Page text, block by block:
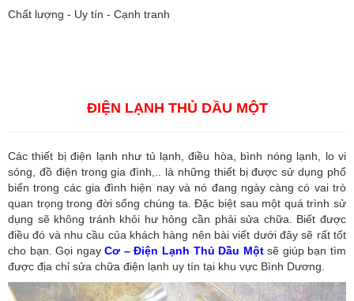
Chất lượng - Uy tín - Cạnh tranh
ĐIỆN LẠNH THỦ DẦU MỘT
Các thiết bị điện lạnh như tủ lạnh, điều hòa, bình nóng lạnh, lo vi
sóng, đồ điện trong gia đình,.. là những thiết bị được sử dụng phổ
biến trong các gia đình hiện nay và nó đang ngày càng có vai trò
quan trọng trong đời sống chúng ta. Đặc biệt sau một quá trình sử
dụng sẽ không tránh khỏi hư hỏng cần phải sửa chữa. Biết được
điều đó và nhu cầu của khách hàng nên bài viết dưới đây sẽ rất tốt
cho bạn. Gọi ngayCơ – Điện Lạnh Thủ Dầu Một sẽ giúp bạn tìm
được địa chỉ sửa chữa điện lạnh uy tín tại khu vực Bình Dương.